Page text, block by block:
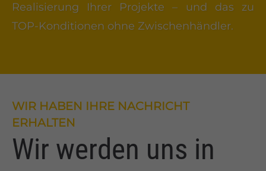
Realisierung Ihrer Projekte – und das zu
TOP-Konditionen ohne Zwischenhändler.
WIR HABEN IHRE NACHRICHT
ERHALTEN
Wir werden uns in